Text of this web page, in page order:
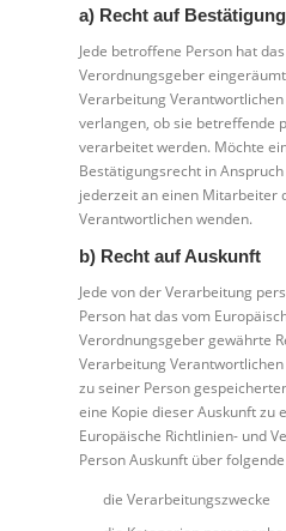
a) Recht auf Bestätigung
Jede betroffene Person hat
Verordnungsgeber
Verarbeitung
verlangen, ob sie betreffende
verarbeitet werden. Möchte
Bestätigungsrecht in
jederzeit an einen Mitarbeiter
Verantwortlichen wenden.
b) Recht auf Auskunft
Jede von der Verarbeitung
Person hat das vom
Verordnungsgeber gewährte
Verarbeitung
zu seiner Person
eine Kopie dieser Auskunft zu
Europäische Richtlinien- und
Person Auskunft über
die Verarbeitungszwecke